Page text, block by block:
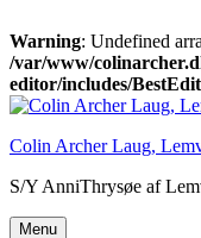
Warning: Undefined
/var/www/
editor/includes/
Videre
indhold
Colin Archer Laug,
S/Y AnniThrysøe af
Menu